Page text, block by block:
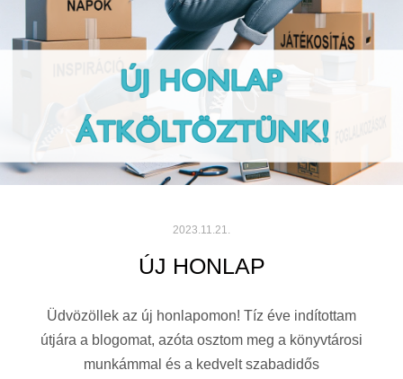
2023.11.21.
ÚJ HONLAP
Üdvözöllek az új honlapomon! Tíz éve indítottam
útjára a blogomat, azóta osztom meg a könyvtárosi
munkámmal és a kedvelt szabadidős